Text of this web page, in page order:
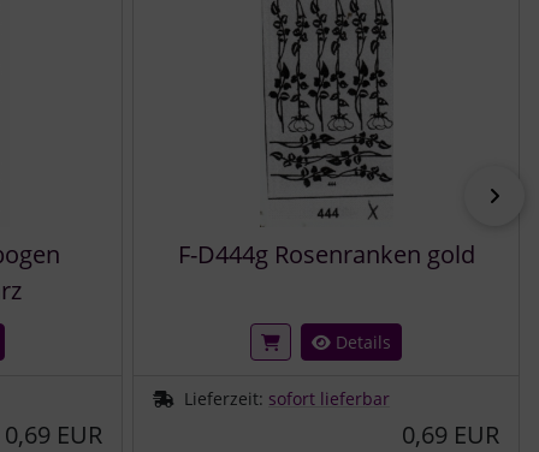
0,69 EUR
F-D444g Rosenranken gold
Details
Lieferzeit: sofort lieferbar
0,69 EUR